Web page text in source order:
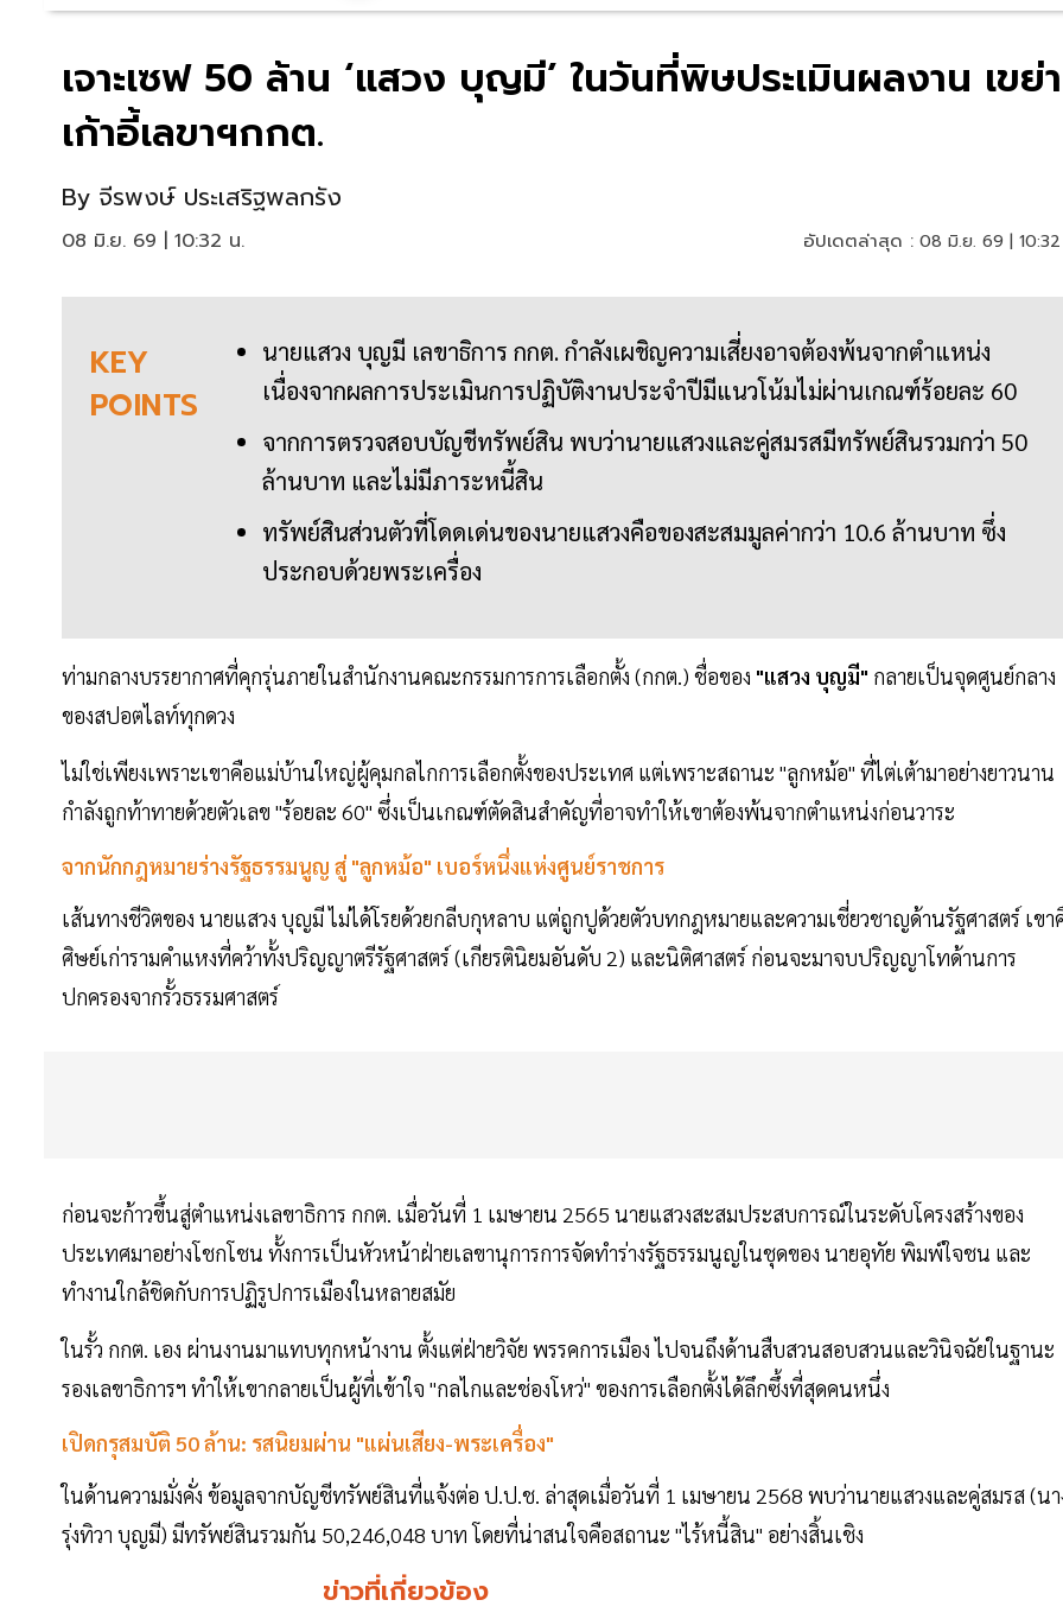
เจาะเซฟ 50 ล้าน ‘แสวง บุญมี’ ในวันที่พิษประเมินผลงาน เขย่า
เก้าอี้เลขาฯกกต.
By จีรพงษ์ ประเสริฐพลกรัง
08 มิ.ย. 69 | 10:32 น. อัปเดตล่าสุด : 08 มิ.ย. 69 |
KEY
POINTS
นายแสวง บุญมี เลขาธิการ กกต. กำลังเผชิญความเสี่ยงอาจต้องพ้นจากตำแหน่ง
เนื่องจากผลการประเมินการปฏิบัติงานประจำปีมีแนวโน้มไม่ผ่านเกณฑ์ร้อยละ 60
จากการตรวจสอบบัญชีทรัพย์สิน พบว่านายแสวงและคู่สมรสมีทรัพย์สินรวมกว่า 50
ล้านบาท และไม่มีภาระหนี้สิน
ทรัพย์สินส่วนตัวที่โดดเด่นของนายแสวงคือของสะสมมูลค่ากว่า 10.6 ล้านบาท ซึ่ง
ประกอบด้วยพระเครื่อง
ท่ามกลางบรรยากาศที่คุกรุ่นภายในสำนักงานคณะกรรมการการเลือกตั้ง (กกต.) ชื่อของ "แสวง บุญมี" กลายเป็นจุดศูนย์กลาง
ของสปอตไลท์ทุกดวง
ไม่ใช่เพียงเพราะเขาคือแม่บ้านใหญ่ผู้คุมกลไกการเลือกตั้งของประเทศ แต่เพราะสถานะ "ลูกหม้อ" ที่ไต่เต้ามาอย่างยาวนาน
กำลังถูกท้าทายด้วยตัวเลข "ร้อยละ 60" ซึ่งเป็นเกณฑ์ตัดสินสำคัญที่อาจทำให้เขาต้องพ้นจากตำแหน่งก่อนวาระ
จากนักกฎหมายร่างรัฐธรรมนูญ สู่ "ลูกหม้อ" เบอร์หนึ่งแห่งศูนย์ราชการ
เส้นทางชีวิตของ นายแสวง บุญมี ไม่ได้โรยด้วยกลีบกุหลาบ แต่ถูกปูด้วยตัวบทกฎหมายและความเชี่ยวชาญด้านรัฐศาสตร์ เขา
ศิษย์เก่ารามคำแหงที่คว้าทั้งปริญญาตรีรัฐศาสตร์ (เกียรตินิยมอันดับ 2) และนิติศาสตร์ ก่อนจะมาจบปริญญาโทด้านการ
ปกครองจากรั้วธรรมศาสตร์
ก่อนจะก้าวขึ้นสู่ตำแหน่งเลขาธิการ กกต. เมื่อวันที่ 1 เมษายน 2565 นายแสวงสะสมประสบการณ์ในระดับโครงสร้างของ
ประเทศมาอย่างโชกโชน ทั้งการเป็นหัวหน้าฝ่ายเลขานุการการจัดทำร่างรัฐธรรมนูญในชุดของ นายอุทัย พิมพ์ใจชน และ
ทำงานใกล้ชิดกับการปฏิรูปการเมืองในหลายสมัย
ในรั้ว กกต. เอง ผ่านงานมาแทบทุกหน้างาน ตั้งแต่ฝ่ายวิจัย พรรคการเมือง ไปจนถึงด้านสืบสวนสอบสวนและวินิจฉัยในฐานะ
รองเลขาธิการฯ ทำให้เขากลายเป็นผู้ที่เข้าใจ "กลไกและช่องโหว่" ของการเลือกตั้งได้ลึกซึ้งที่สุดคนหนึ่ง
เปิดกรุสมบัติ 50 ล้าน: รสนิยมผ่าน "แผ่นเสียง-พระเครื่อง"
ในด้านความมั่งคั่ง ข้อมูลจากบัญชีทรัพย์สินที่แจ้งต่อ ป.ป.ช. ล่าสุดเมื่อวันที่ 1 เมษายน 2568 พบว่านายแสวงและคู่สมรส (นา
รุ่งทิวา บุญมี) มีทรัพย์สินรวมกัน 50,246,048 บาท โดยที่น่าสนใจคือสถานะ "ไร้หนี้สิน" อย่างสิ้นเชิง
ข่าวที่เกี่ยวข้อง